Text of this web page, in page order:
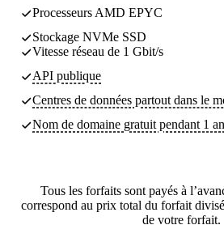
Processeurs AMD EPYC
Stockage NVMe SSD
Vitesse réseau de 1 Gbit/s
API publique
Centres de données partout dans le
Nom de domaine gratuit pendant 1 an
Tous les forfaits sont payés à
correspond au prix total du forfait
de votre forfait.